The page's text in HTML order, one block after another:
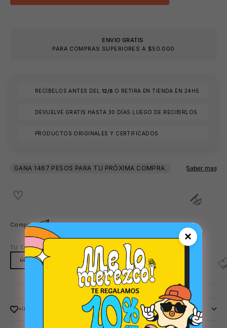
ENVIO GRATIS
PARA COMPRAS SUPERIORES A $50.000
RECÍBELOS ANTES DEL 12/8 O RETIRA EN TIENDA EN 24HS
DEVUELVE GRATIS HASTA 30 DÍAS LUEGO DE RECIBIRLOS
PRODUCTOS ORIGINALES Y CERTIFICADOS
Compartir
TU TALLA:ÚNICA
ÚNICA
+INFO
×
👙
🕶️